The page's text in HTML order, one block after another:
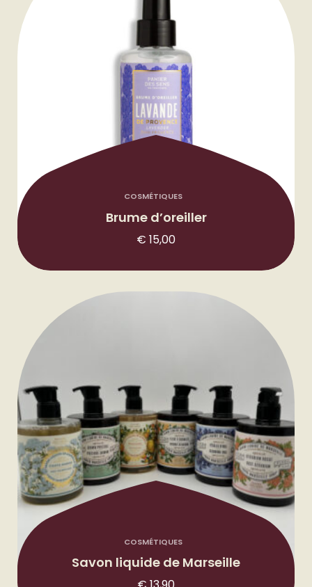
COSMÉTIQUES
Brume d’oreiller
€ 15,00
COSMÉTIQUES
Savon liquide de Marseille